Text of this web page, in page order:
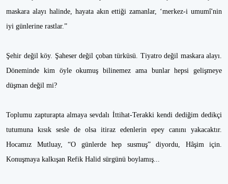
maskara alayı halinde, hayata akın ettiği zamanlar, ‘merkez-i umumî'nin
iyi günlerine rastlar.”
Şehir değil köy. Şaheser değil çoban türküsü. Tiyatro değil maskara alayı.
Döneminde kim öyle okumuş bilinemez ama bunlar hepsi gelişmeye
düşman değil mi?
Toplumu zapturapta almaya sevdalı İttihat-Terakki kendi dediğim dedikçi
tutumuna kısık sesle de olsa itiraz edenlerin epey canını yakacaktır.
Hocamız Mutluay, “O günlerde hep susmuş” diyordu, Hâşim için.
Konuşmaya kalkışan Refik Halid sürgünü boylamış...